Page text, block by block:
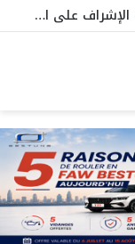
النادي_الإفريقي….بلاغ عاجل من لجنة الإشراف على الجلسات العامة و المنخرطين